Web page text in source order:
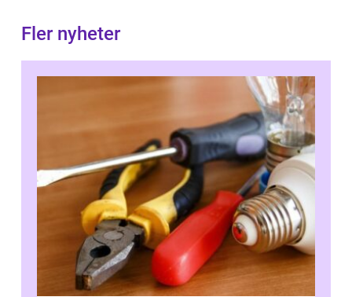
Fler nyheter